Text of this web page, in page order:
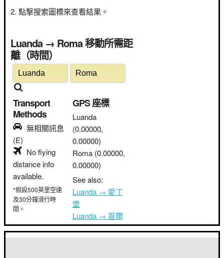
點擊搜索圖標來查看結果。
Luanda → Roma 移動所需距
離（時間）
Transport
Methods
無相關訊息
(E)
No flying
distance info
available.
*假設500英里空速
及30分鐘滑行時
間。
GPS 座標
Luanda
(0.00000,
0.00000)
Roma (0.00000,
0.00000)
See also:
Luanda → 愛丁
堡
Luanda → 首爾